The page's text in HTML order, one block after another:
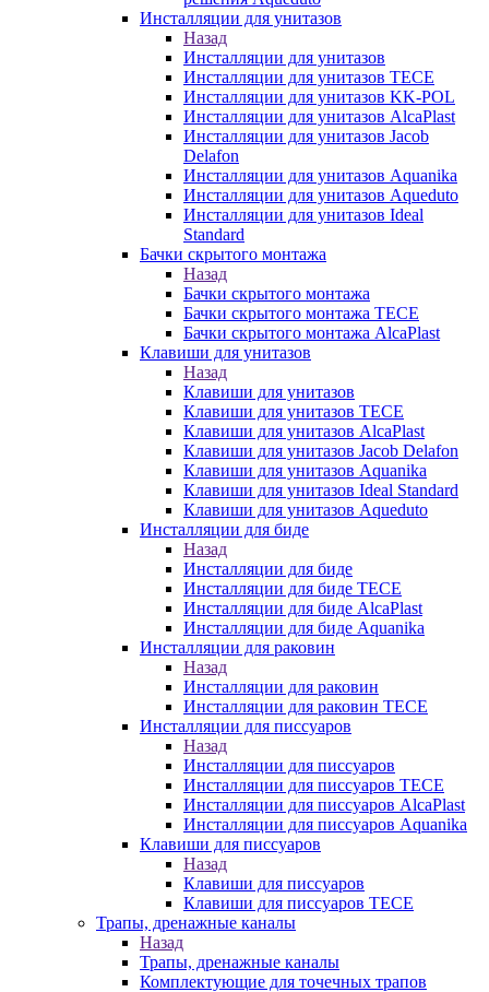
Инсталляции для унитазов
Назад
Инсталляции для унитазов
Инсталляции для унитазов TECE
Инсталляции для унитазов KK-POL
Инсталляции для унитазов AlcaPlast
Инсталляции для унитазов Jacob
Delafon
Инсталляции для унитазов Aquanika
Инсталляции для унитазов Aqueduto
Инсталляции для унитазов Ideal
Standard
Бачки скрытого монтажа
Назад
Бачки скрытого монтажа
Бачки скрытого монтажа TECE
Бачки скрытого монтажа AlcaPlast
Клавиши для унитазов
Назад
Клавиши для унитазов
Клавиши для унитазов TECE
Клавиши для унитазов AlcaPlast
Клавиши для унитазов Jacob Delafon
Клавиши для унитазов Aquanika
Клавиши для унитазов Ideal Standard
Клавиши для унитазов Aqueduto
Инсталляции для биде
Назад
Инсталляции для биде
Инсталляции для биде TECE
Инсталляции для биде AlcaPlast
Инсталляции для биде Aquanika
Инсталляции для раковин
Назад
Инсталляции для раковин
Инсталляции для раковин TECE
Инсталляции для писсуаров
Назад
Инсталляции для писсуаров
Инсталляции для писсуаров TECE
Инсталляции для писсуаров AlcaPlast
Инсталляции для писсуаров Aquanika
Клавиши для писсуаров
Назад
Клавиши для писсуаров
Клавиши для писсуаров TECE
Трапы, дренажные каналы
Назад
Трапы, дренажные каналы
Комплектующие для точечных трапов